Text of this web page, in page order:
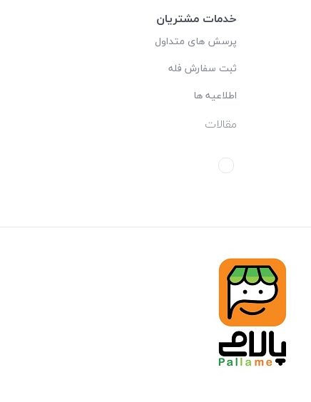
خدمات مشتریان
پرسش های متداول
ثبت سفارش فله
اطلاعیه ها
مقالات